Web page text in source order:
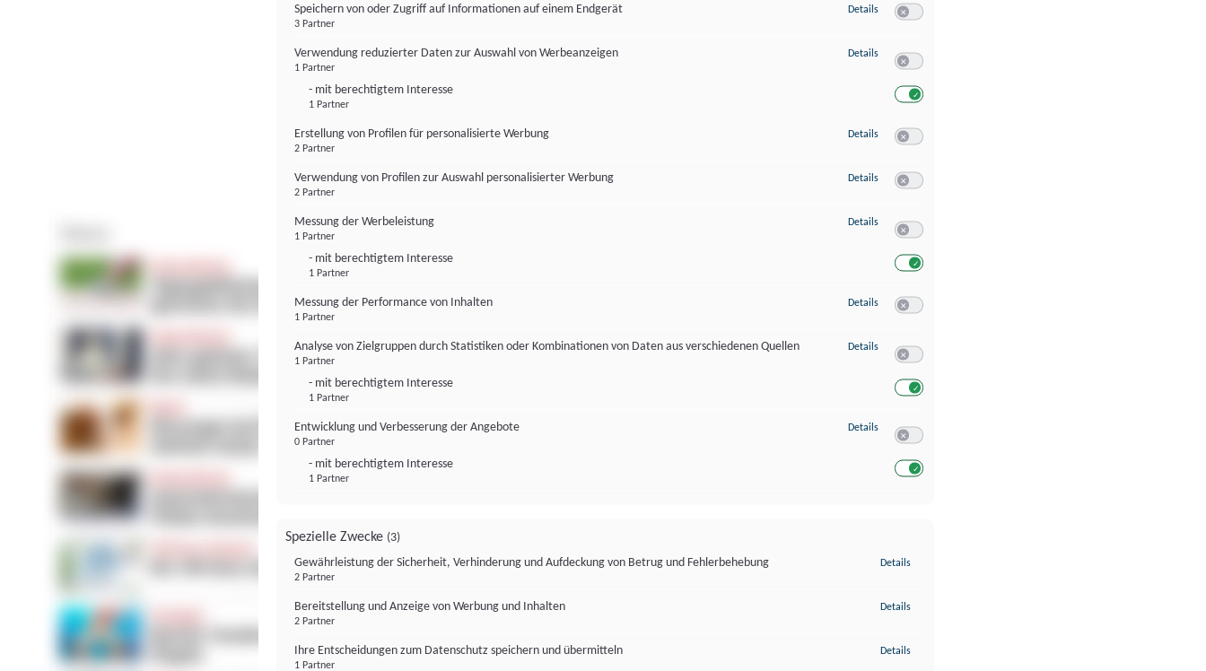
Speichern von oder Zugriff auf Informationen auf einem Endgerät
3 Partner
Details zu Speichern von oder Zugriff auf Informationen auf einem Endgerät
Verwendung reduzierter Daten zur Auswahl von Werbeanzeigen
1 Partner
- mit berechtigtem Interesse
1 Partner
Details zu Verwendung reduzierter Daten zur Auswahl von Werbeanzeigen
Erstellung von Profilen für personalisierte Werbung
2 Partner
Details zu Erstellung von Profilen für personalisierte Werbung
Verwendung von Profilen zur Auswahl personalisierter Werbung
2 Partner
Details zu Verwendung von Profilen zur Auswahl personalisierter Werbung
Messung der Werbeleistung
1 Partner
- mit berechtigtem Interesse
1 Partner
Details zu Messung der Werbeleistung
Messung der Performance von Inhalten
1 Partner
Details zu Messung der Performance von Inhalten
Analyse von Zielgruppen durch Statistiken oder Kombinationen von Daten aus verschiedenen Quellen
1 Partner
- mit berechtigtem Interesse
1 Partner
Details zu Analyse von Zielgruppen durch Statistiken oder Kombinationen von
Entwicklung und Verbesserung der Angebote
0 Partner
- mit berechtigtem Interesse
1 Partner
Details zu Entwicklung und Verbesserung der Angebote
Spezielle Zwecke (3)
Gewährleistung der Sicherheit, Verhinderung und Aufdeckung von Betrug und Fehlerbehebung
2 Partner
Details
Bereitstellung und Anzeige von Werbung und Inhalten
2 Partner
Details
Ihre Entscheidungen zum Datenschutz speichern und übermitteln
1 Partner
Details